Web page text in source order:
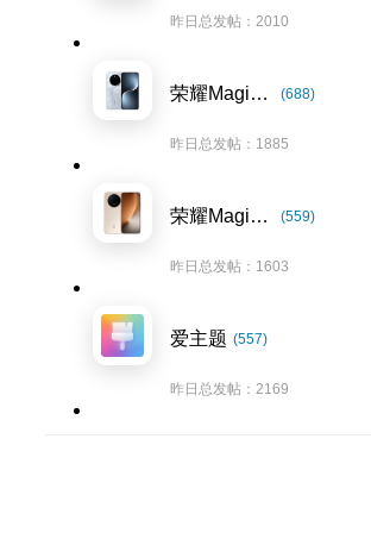
昨日总发帖：2010
荣耀Magic7系列 (688)
昨日总发帖：1885
荣耀Magic8系列 (559)
昨日总发帖：1603
爱主题 (557)
昨日总发帖：2169